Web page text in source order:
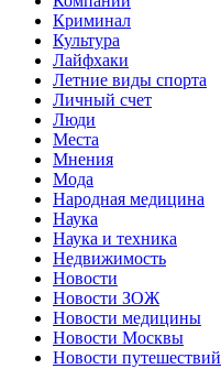
Криминал
Культура
Лайфхаки
Летние виды спорта
Личный счет
Люди
Места
Мнения
Мода
Народная медицина
Наука
Наука и техника
Недвижимость
Новости
Новости ЗОЖ
Новости медицины
Новости Москвы
Новости путешествий